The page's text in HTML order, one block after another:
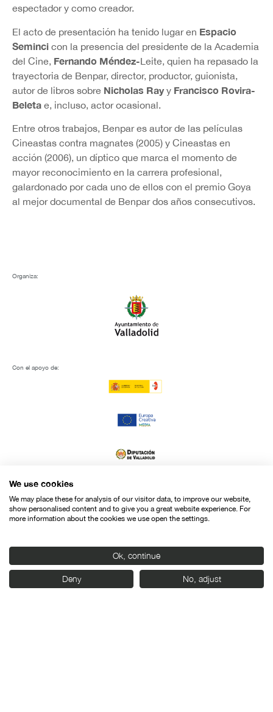
espectador y como creador.
El acto de presentación ha tenido lugar en Espacio
Seminci con la presencia del presidente de la Academia
del Cine, Fernando Méndez-Leite, quien ha repasado la
trayectoria de Benpar, director, productor, guionista,
autor de libros sobre Nicholas Rayy Francisco Rovira-
Beleta e, incluso, actor ocasional.
Entre otros trabajos, Benpar es autor de las películas
Cineastas contra magnates (2005) y Cineastas en
acción (2006), un díptico que marca el momento de
mayor reconocimiento en la carrera profesional,
galardonado por cada uno de ellos con el premio Goya
al mejor documental de Benpar dos años consecutivos.
Organiza:
Con el apoyo de:
We use cookies
We may place these for analysis of our visitor data, to improve our website,
show personalised content and to give you a great website experience. For
more information about the cookies we use open the settings.
Ok, continue
Deny No, adjust